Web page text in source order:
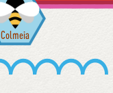
Colmeia